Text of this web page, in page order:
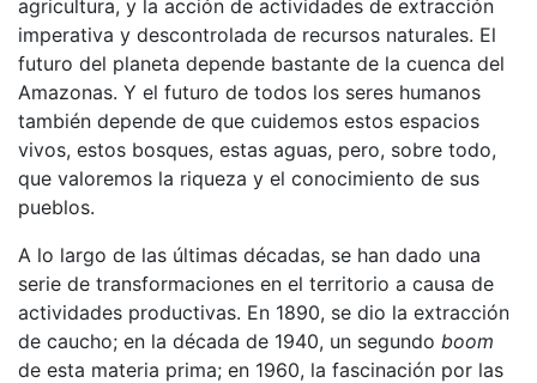
agricultura, y la acción de actividades de extracción
imperativa y descontrolada de recursos naturales. El
futuro del planeta depende bastante de la cuenca del
Amazonas. Y el futuro de todos los seres humanos
también depende de que cuidemos estos espacios
vivos, estos bosques, estas aguas, pero, sobre todo,
que valoremos la riqueza y el conocimiento de sus
pueblos.
A lo largo de las últimas décadas, se han dado una
serie de transformaciones en el territorio a causa de
actividades productivas. En 1890, se dio la extracción
de caucho; en la década de 1940, un segundo boom
de esta materia prima; en 1960, la fascinación por las